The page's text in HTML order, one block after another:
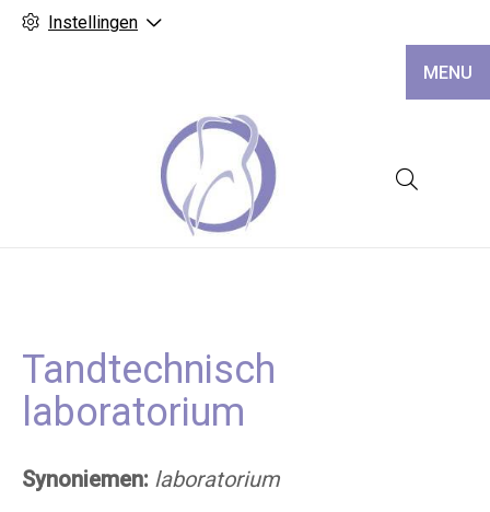
Instellingen
MENU
Tandtechnisch
laboratorium
Synoniemen: laboratorium